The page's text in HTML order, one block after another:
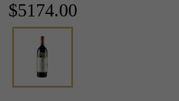
$5174.00